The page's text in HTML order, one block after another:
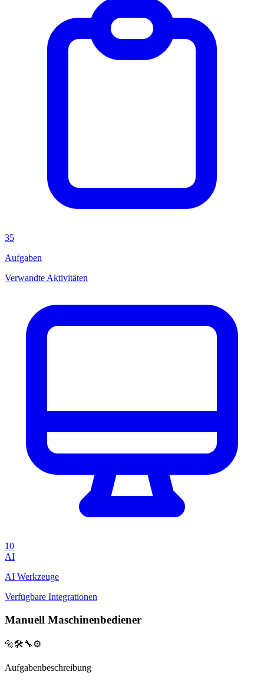
35
Aufgaben
Verwandte Aktivitäten
10
AI
AI Werkzeuge
Verfügbare Integrationen
Manuell Maschinenbediener
🔩🛠️🔧⚙️
Aufgabenbeschreibung